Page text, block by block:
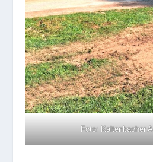
Foto: Kaltenbacher